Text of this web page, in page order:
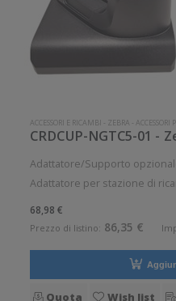
ACCESSORI E RICAMBI - ZEBRA - ACCESSORI
Adattatore/Supporto
Adattatore per stazione di
Compatibile con:Zebra TC53,
68,98 €
Prezzo di listino: 86,35 €
Quota Wish list